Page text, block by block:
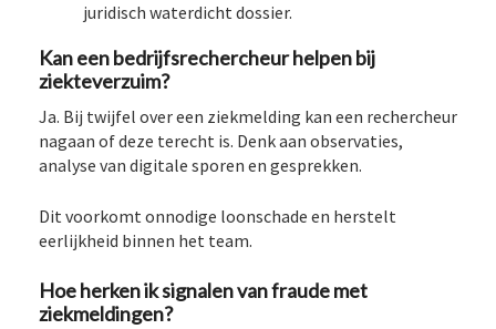
juridisch waterdicht dossier.
Kan een bedrijfsrechercheur helpen bij
ziekteverzuim?
Ja. Bij twijfel over een ziekmelding kan een rechercheur
nagaan of deze terecht is. Denk aan observaties,
analyse van digitale sporen en gesprekken.
Dit voorkomt onnodige loonschade en herstelt
eerlijkheid binnen het team.
Hoe herken ik signalen van fraude met
ziekmeldingen?